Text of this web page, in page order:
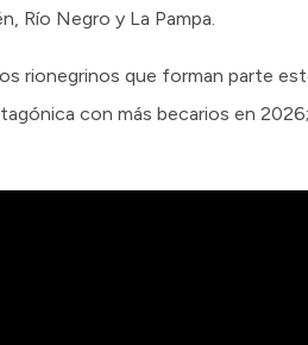
Río Negro y La Pampa.
rionegrinos que forman parte
con más becarios en